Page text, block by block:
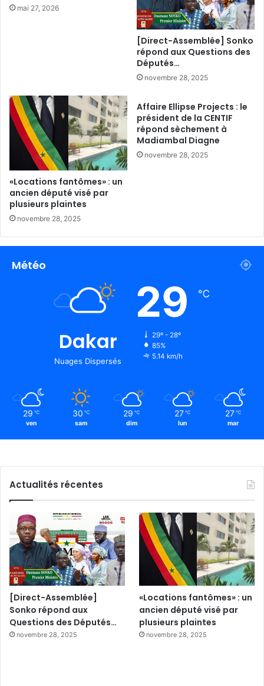
mai 27, 2026
[Direct-Assemblée] Sonko
répond aux Questions des
Députés…
novembre 28, 2025
«Locations fantômes» : un
ancien député visé par
plusieurs plaintes
novembre 28, 2025
Affaire Ellipse Projects : le
président de la CENTIF
répond sèchement à
Madiambal Diagne
novembre 28, 2025
Météo
Dakar
Nuages Dispersés
29 ℃
29º - 28º
85%
5.14 km/h
29 ℃
ven
30 ℃
sam
29 ℃
dim
27 ℃
lun
27 ℃
mar
Actualités récentes
[Direct-Assemblée]
Sonko répond aux
Questions des Députés…
novembre 28, 2025
«Locations fantômes» : un
ancien député visé par
plusieurs plaintes
novembre 28, 2025